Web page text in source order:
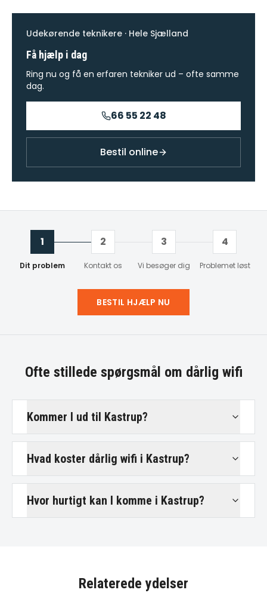
Udekørende teknikere · Hele Sjælland
Få hjælp i dag
Ring nu og få en erfaren tekniker ud – ofte samme
dag.
66 55 22 48
Bestil online
1
Dit problem
2
Kontakt os
3
Vi besøger dig
4
Problemet løst
BESTIL HJÆLP NU
Ofte stillede spørgsmål om dårlig wifi
Kommer I ud til Kastrup?
Hvad koster dårlig wifi i Kastrup?
Hvor hurtigt kan I komme i Kastrup?
Relaterede ydelser